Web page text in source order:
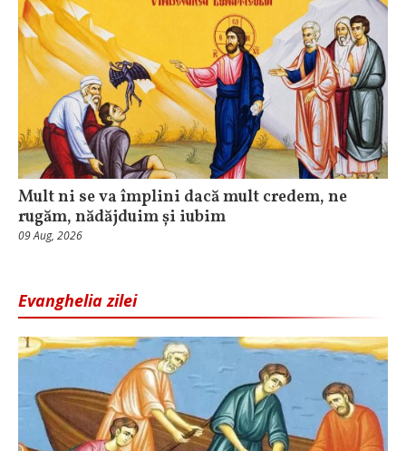
Mult ni se va împlini dacă mult credem, ne
rugăm, nădăjduim și iubim
09 Aug, 2026
Evanghelia zilei